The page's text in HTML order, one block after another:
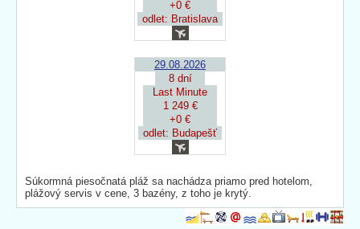
+0 €
odlet: Bratislava
29.08.2026
8 dní
Last Minute
1 249 €
+0 €
odlet: Budapešť
Súkormná piesočnatá pláž sa nachádza priamo pred hotelom,
plážový servis v cene, 3 bazény, z toho je krytý.